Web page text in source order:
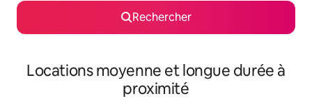
Rechercher
Locations moyenne et longue durée à
proximité